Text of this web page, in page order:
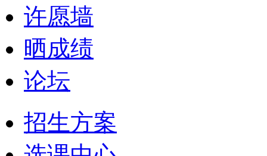
许愿墙
晒成绩
论坛
招生方案